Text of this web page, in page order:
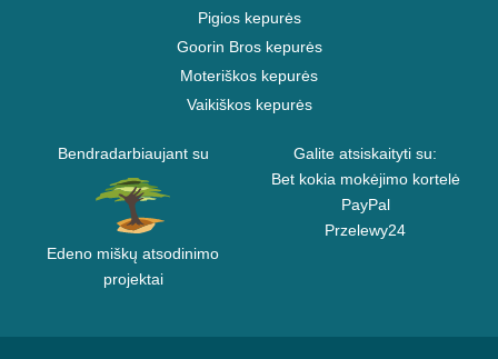
Pigios kepurės
Goorin Bros kepurės
Moteriškos kepurės
Vaikiškos kepurės
Bendradarbiaujant su
Edeno miškų atsodinimo
projektai
Galite atsiskaityti su:
Bet kokia mokėjimo kortelė
PayPal
Przelewy24